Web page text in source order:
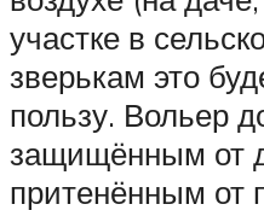
участке в
зверькам это
пользу. Вольер
защищённым от
притенённым от